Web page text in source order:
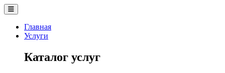
Главная
Услуги
Каталог услуг